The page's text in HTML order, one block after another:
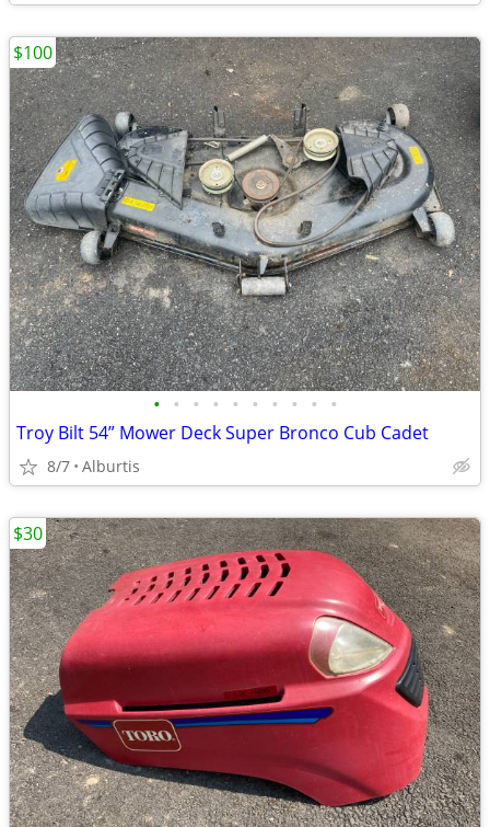
• • • • • • • • • •
Troy Bilt 54” Mower Deck Super Bronco Cub Cadet
8/7 Alburtis
$100
$30